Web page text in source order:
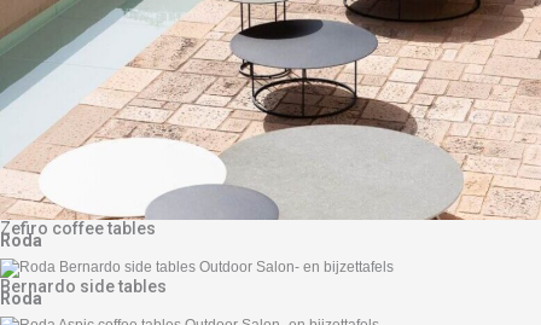
Zefiro coffee tables
Roda
Bernardo side tables
Roda